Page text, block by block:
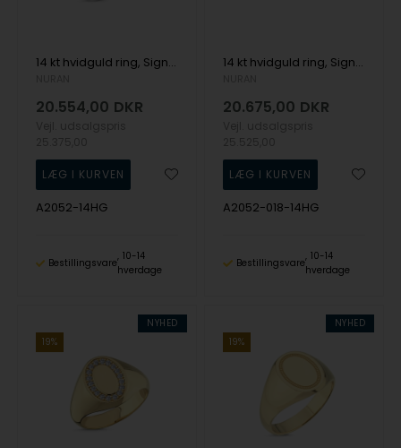
14 kt hvidguld ring, Signature serien fra Nuran
20.554,00 DKR
A2052-14HG
Bestillingsvare
10-14
hverdage
14 kt hvidguld ring, Signature serien fra Nuran med ialt total 0,18 ct diamanter
20.675,00 DKR
A2052-018-14HG
Bestillingsvare
10-14
hverdage
NYHED
19%
NYHED
19%